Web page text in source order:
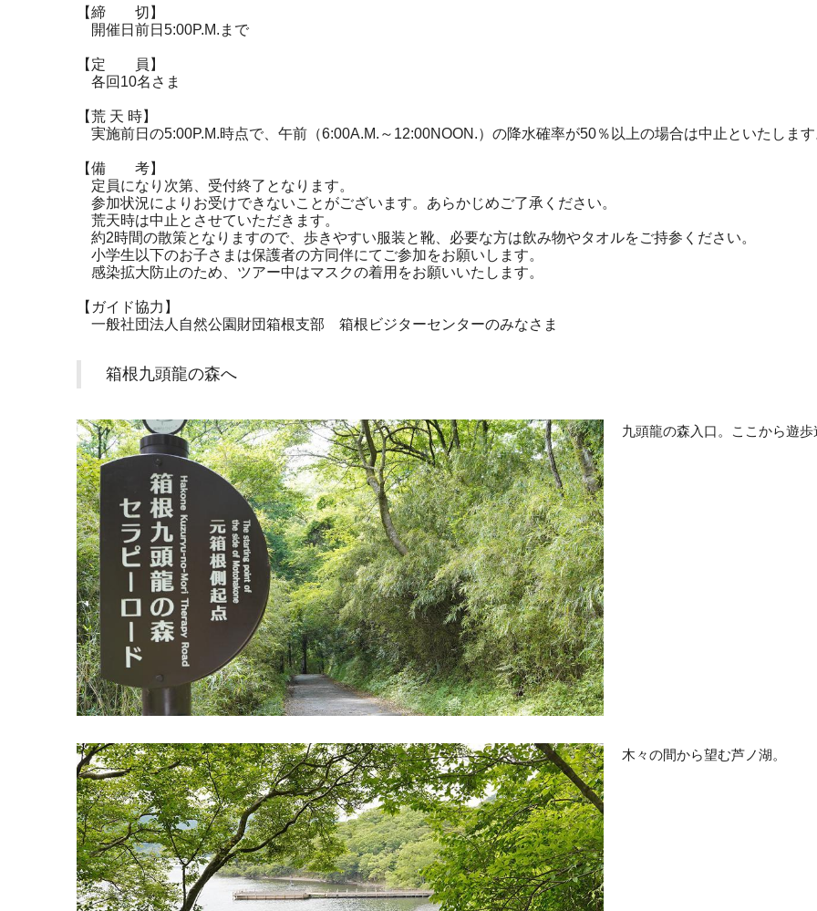
【締 切】
開催日前日5:00P.M.まで
【定 員】
各回10名さま
【荒 天 時】
実施前日の5:00P.M.時点で、午前（6:00A.M.～12:00NOON.）の降水確率が50％以上の場合は中止といたします
【備 考】
定員になり次第、受付終了となります。
参加状況によりお受けできないことがございます。あらかじめご了承ください。
荒天時は中止とさせていただきます。
約2時間の散策となりますので、歩きやすい服装と靴、必要な方は飲み物やタオルをご持参ください。
小学生以下のお子さまは保護者の方同伴にてご参加をお願いします。
感染拡大防止のため、ツアー中はマスクの着用をお願いいたします。
【ガイド協力】
一般社団法人自然公園財団箱根支部 箱根ビジターセンターのみなさま
箱根九頭龍の森へ
九頭龍の森入口。ここから遊歩
木々の間から望む芦ノ湖。